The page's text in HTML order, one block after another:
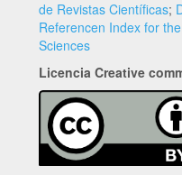
de Revistas Científicas;
Referencen Index for
Sciences
Licencia Creative